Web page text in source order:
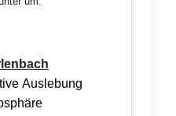
Auslebung